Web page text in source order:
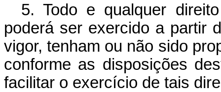
5. Todo e qualquer
poderá ser exercido a partir
vigor, tenham ou não sido
conforme as disposições
facilitar o exercício de tais